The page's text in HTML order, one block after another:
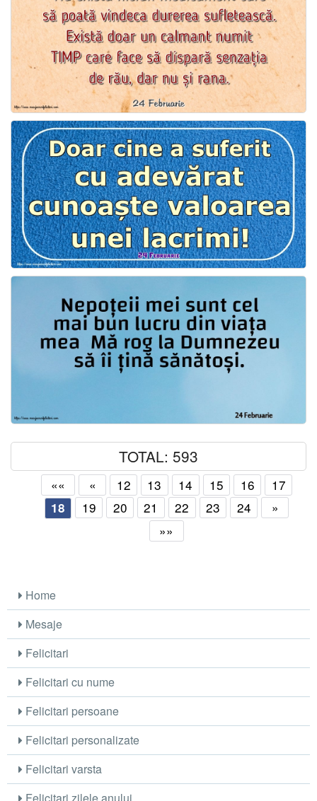
TOTAL: 593
«« « 12 13 14 15 16 17
18 19 20 21 22 23 24
»
»»
Home
Mesaje
Felicitari
Felicitari cu nume
Felicitari persoane
Felicitari personalizate
Felicitari varsta
Felicitari zilele anului